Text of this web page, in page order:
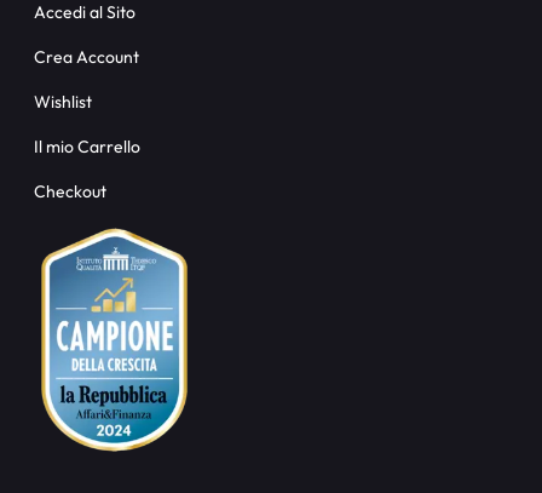
Accedi al Sito
Crea Account
Wishlist
Il mio Carrello
Checkout